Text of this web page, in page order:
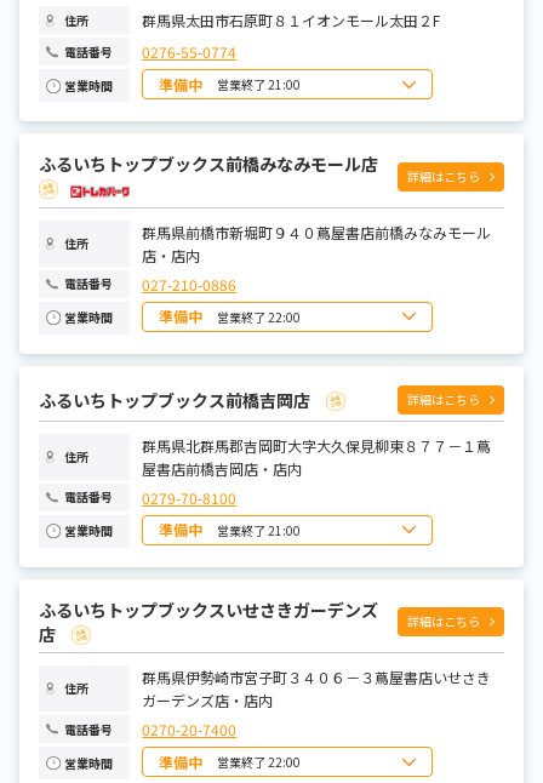
土曜日 10:00~21:00
住所 群馬県太田市石原町８１イオンモール太田２F
電話番号 0276-55-0774
営業時間 準備中 営業終了 21:00
日曜日 10:00～21:00
水曜日 10:00～21:00
土曜日 10:00～21:00
ふるいちトップブックス前橋みなみモール店
詳細はこちら
住所
群馬県前橋市新堀町９４０蔦屋書店前橋みなみモール
店・店内
電話番号 027-210-0886
営業時間 準備中 営業終了 22:00
日曜日 8:00～22:00
月曜日
水曜日 9:00～22:00
木曜日 9:00～22:00
金曜日
土曜日 8:00～22:00
ふるいちトップブックス前橋吉岡店 詳細はこちら
住所
群馬県北群馬郡吉岡町大字大久保見柳東８７７－１蔦
屋書店前橋吉岡店・店内
電話番号 0279-70-8100
営業時間 準備中 営業終了 21:00
日曜日 9:00～21:00
月曜日
水曜日 9:00～21:00
土曜日 9:00～21:00
ふるいちトップブックスいせさきガーデンズ
店
詳細はこちら
住所
群馬県伊勢崎市宮子町３４０６－３蔦屋書店いせさき
ガーデンズ店・店内
電話番号 0270-20-7400
営業時間 準備中 営業終了 22:00